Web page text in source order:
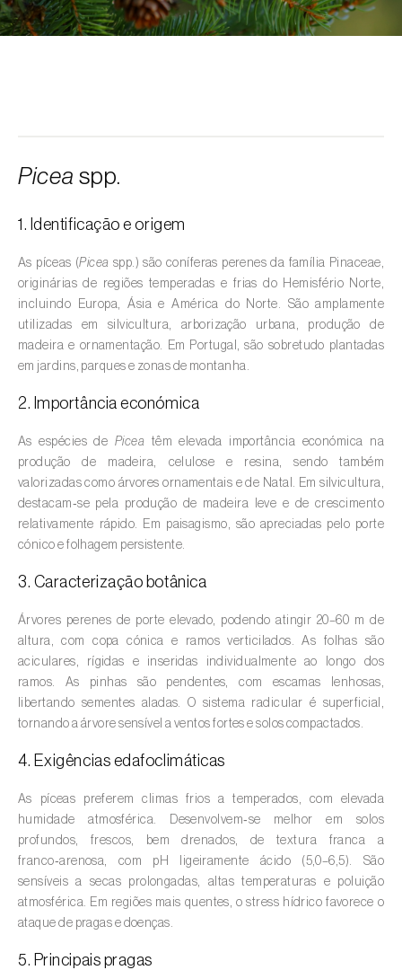
Alface (Lactuca sativa)
Ambientes aquáticos (
valas, canais, açudes, barragens e estações
de tratamento de águas residuais )
Ameixeira (Prunus domestica L.)
Amendoeira ( Prunus dulcis)
Amendoim (Arachis hypogaea
Amieiro (Alnus glutinosa)
Amoreira (Morus spp.)
Ananás / Abacaxi (Ananas comosus)
Annona spp.
Aromáticas, condimentares e medicinais
(Coriandrum, Petroselinum, Mentha, Ocimum,
Artemisia, Foeniculum, Laurus, Majorana,
Melissa, Pimpinella, Rosmarinus e outras)
Aveleira (Corylus avellana L.)
Azinheira (
Quercus ilex e Quercus
rotundifolia)
Banana (Musa spp.
Batata (Solanum tuberosum
Picea spp.
1. Identificação e origem
As píceas (Picea spp.) são coníferas perenes da família Pinaceae,
originárias de regiões temperadas e frias do Hemisfério Norte,
incluindo Europa, Ásia e América do Norte. São amplamente
utilizadas em silvicultura, arborização urbana, produção de
madeira e ornamentação. Em Portugal, são sobretudo plantadas
em jardins, parques e zonas de montanha.
2. Importância económica
As espécies de Picea têm elevada importância económica na
produção de madeira, celulose e resina, sendo também
valorizadas como árvores ornamentais e de Natal. Em silvicultura,
destacam‑se pela produção de madeira leve e de crescimento
relativamente rápido. Em paisagismo, são apreciadas pelo porte
cónico e folhagem persistente.
3. Caracterização botânica
Árvores perenes de porte elevado, podendo atingir 20–60 m de
altura, com copa cónica e ramos verticilados. As folhas são
aciculares, rígidas e inseridas individualmente ao longo dos
ramos. As pinhas são pendentes, com escamas lenhosas,
libertando sementes aladas. O sistema radicular é superficial,
tornando a árvore sensível a ventos fortes e solos compactados.
4. Exigências edafoclimáticas
As píceas preferem climas frios a temperados, com elevada
humidade atmosférica. Desenvolvem‑se melhor em solos
profundos, frescos, bem drenados, de textura franca a
franco‑arenosa, com pH ligeiramente ácido (5,0–6,5). São
sensíveis a secas prolongadas, altas temperaturas e poluição
atmosférica. Em regiões mais quentes, o stress hídrico favorece o
ataque de pragas e doenças.
5. Principais pragas